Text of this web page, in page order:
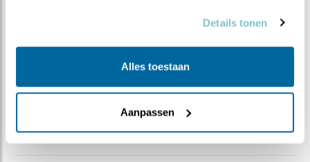
Details tonen
Alles toestaan
Aanpassen
hoort: de ouders vliegen in en uit met voer en de
kuikens converteren de rupsjes en andere hapjes -
naast poepzakjes - naar aardige groei.